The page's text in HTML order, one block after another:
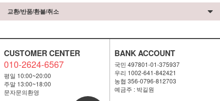
교환/반품/환불/취소
CUSTOMER CENTER
010-2624-6567
평일 10:00~20:00
주말 13:00~18:00
문자문의환영
BANK ACCOUNT
국민 497801-01-375937
우리 1002-641-842421
농협 356-0796-812703
예금주 : 박길원